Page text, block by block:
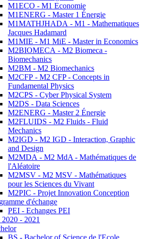
M1ECO - M1 Economie
M1ENERG - Master 1 Énergie
M1MATHJHADA - M1 - Mathematiques
Jacques Hadamard
M1MIE - M1 MiE - Master in Economics
M2BIOMECA - M2 Biomeca -
Biomechanics
M2BM - M2 Biomechanics
M2CFP - M2 CFP - Concepts in
Fundamental Physics
M2CPS - Cyber Physical System
M2DS - Data Sciences
M2ENERG - Master 2 Énergie
M2FLUIDS - M2 Fluids - Fluid
Mechanics
M2IGD - M2 IGD - Interaction, Graphic
and Design
M2MDA - M2 MdA - Mathématiques de
l'Aléatoire
M2MSV - M2 MSV - Mathématiques
pour les Sciences du Vivant
M2PIC - Projet Innovation Conception
d'échange
PEI - Echanges PEI
- 2021
BS - Bachelor of Science de l'Ecole